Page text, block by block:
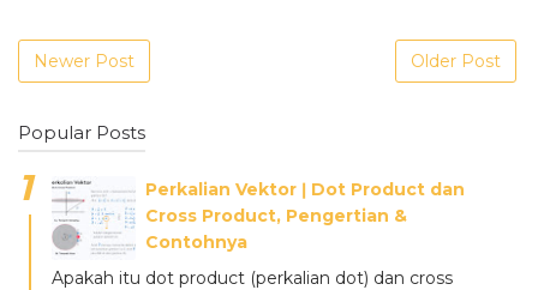
Newer Post Older Post
Popular Posts
Perkalian Vektor ǀ Dot Product dan
Cross Product, Pengertian &
Contohnya
Apakah itu dot product (perkalian dot) dan cross